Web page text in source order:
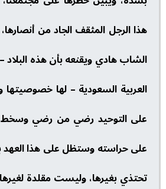
هذا الرجل المثقف الجاد من
الشاب هادي ويقنعه بأن هذه البلاد
العربية السعودية – لها خصوصيتها
على التوحيد رضي من رضي
على حراسته وستظل على هذا العهد
تحتذي بغيرها، وليست مقلدة